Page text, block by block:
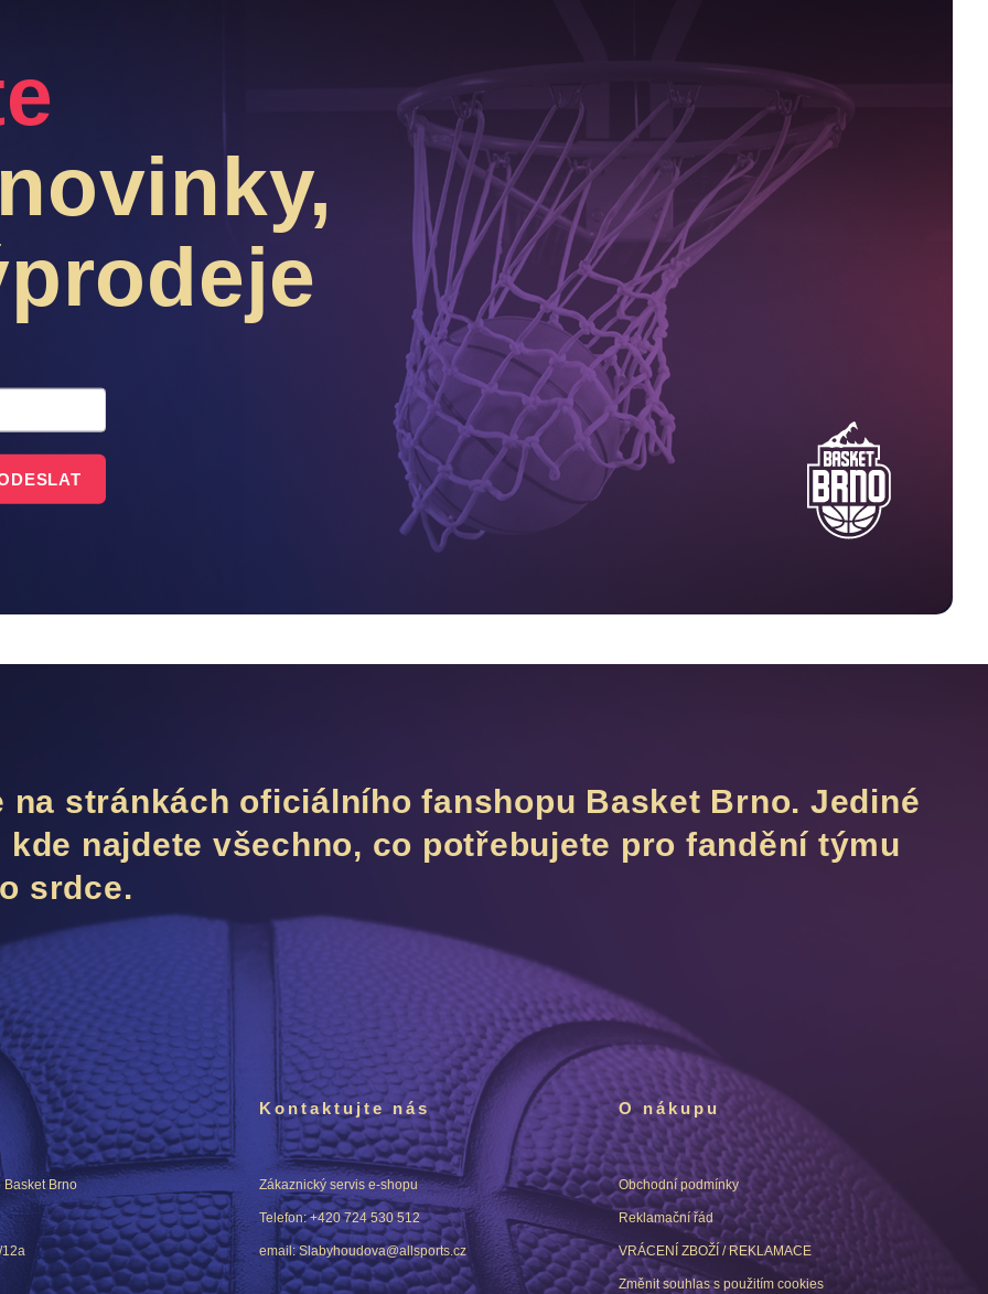
na stránkách oficiálního fanshopu Basket Brno. Jediné
kde najdete všechno, co potřebujete pro fandění týmu
srdce.
Brno
Kontaktujte nás
Zákaznický servis e-shopu
Telefon: +420 724 530 512
email: Slabyhoudova@allsports.cz
O nákupu
Obchodní podmínky
Reklamační řád
VRÁCENÍ ZBOŽÍ / REKLAMACE
Změnit souhlas s použitím cookies